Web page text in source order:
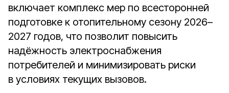
включает комплекс мер по всесторонней
подготовке к отопительному сезону 2026–
2027 годов, что позволит повысить
надёжность электроснабжения
потребителей и минимизировать риски
в условиях текущих вызовов.